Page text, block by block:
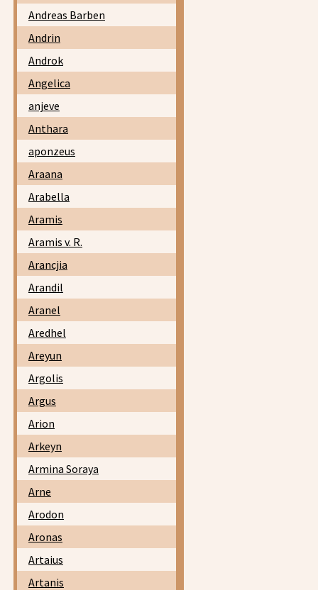
Andreas Barben
Andrin
Androk
Angelica
anjeve
Anthara
aponzeus
Araana
Arabella
Aramis
Aramis v. R.
Arancjia
Arandil
Aranel
Aredhel
Areyun
Argolis
Argus
Arion
Arkeyn
Armina Soraya
Arne
Arodon
Aronas
Artaius
Artanis